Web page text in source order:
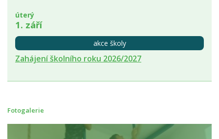
úterý
1. září
akce školy
Zahájení školního roku 2026/2027
Fotogalerie